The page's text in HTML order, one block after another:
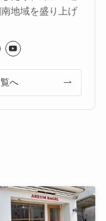
地域を盛り上げ
へ